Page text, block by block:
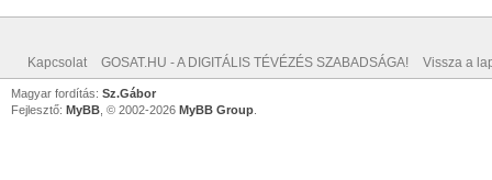
Kapcsolat GOSAT.HU - A DIGITÁLIS TÉVÉZÉS SZABADSÁGA! Vissza a
Magyar fordítás: Sz.Gábor
Fejlesztő: MyBB , © 2002-2026 MyBB Group